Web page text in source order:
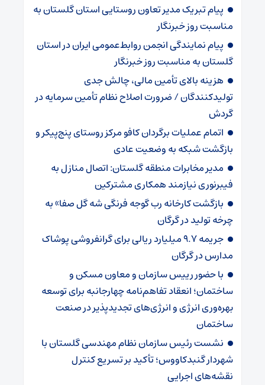
پیام تبریک مدیر تعاون روستایی استان گلستان به
مناسبت روز خبرنگار
پیام نمایندگی انجمن روابط‌عمومی ایران در استان
گلستان به مناسبت روز خبرنگار
هزینه بالای تأمین مالی، چالش جدی
تولیدکنندگان / ضرورت اصلاح نظام تأمین سرمایه در
گردش
اتمام عملیات برگردان کافو مرکز روستای پنج‌پیکر و
بازگشت شبکه به وضعیت عادی
مدیر مخابرات منطقه گلستان: اتصال منازل به
فیبرنوری نیازمند همکاری مشترکین
بازگشت کارخانه رب گوجه فرنگی شه گل صفا» به
چرخه تولید در گرگان
جریمه ۹.۷ میلیارد ریالی برای گرانفروشی پوشاک
مدارس در گرگان
با حضور رییس سازمان و معاون مسکن و
ساختمان؛ انعقاد تفاهم‌نامه چهارجانبه برای توسعه
بهره‌وری انرژی و انرژی‌های تجدیدپذیر در صنعت
ساختمان
نشست رئیس سازمان نظام مهندسی گلستان با
شهردار گنبدکاووس؛ تأکید بر تسریع کنترل
نقشه‌های اجرایی